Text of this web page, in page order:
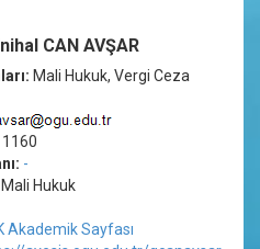
CAN AVŞAR
Mali Hukuk, Vergi Ceza
1160
-
Mali Hukuk
Akademik Sayfası